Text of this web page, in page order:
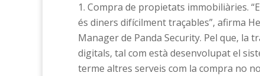
Compra de propietats immobiliàries.
és diners difícilment traçables”, afirma
Manager de Panda Security. Pel que, la
digitals, tal com està desenvolupat el
terme altres serveis com la compra no